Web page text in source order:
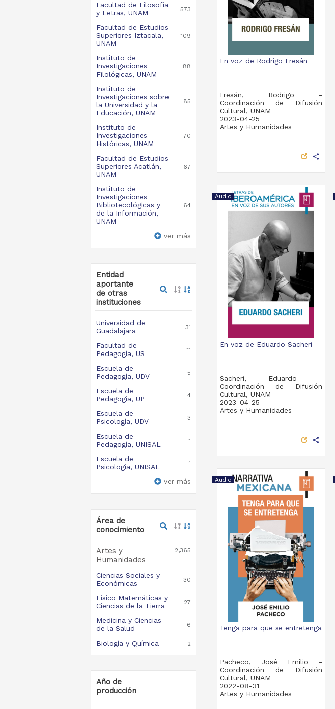
Facultad de Filosofía
y Letras, UNAM
573
Facultad de Estudios
Superiores Iztacala,
UNAM
109
Instituto de
Investigaciones
Filológicas, UNAM
88
Instituto de
Investigaciones sobre
la Universidad y la
Educación, UNAM
85
Instituto de
Investigaciones
Históricas, UNAM
70
Facultad de Estudios
Superiores Acatlán,
UNAM
67
Instituto de
Investigaciones
Bibliotecológicas y
de la Información,
UNAM
64
ver más
Entidad
aportante
de otras
instituciones
Universidad de
Guadalajara
31
Facultad de
Pedagogía, US
11
Escuela de
Pedagogía, UDV
5
Escuela de
Pedagogía, UP
4
Escuela de
Psicología, UDV
3
Escuela de
Pedagogía, UNISAL
1
Escuela de
Psicología, UNISAL
1
ver más
Área de
conocimiento
Artes y
Humanidades
2,365
Ciencias Sociales y
Económicas
30
Físico Matemáticas y
Ciencias de la Tierra
27
Medicina y Ciencias
de la Salud
6
Biología y Química 2
Año de
producción
En voz de Rodrigo Fresán
Fresán, Rodrigo -
Coordinación de Difusión
Cultural, UNAM
2023-04-25
Artes y Humanidades
share
Audio
En voz de Eduardo Sacheri
Sacheri, Eduardo -
Coordinación de Difusión
Cultural, UNAM
2023-04-25
Artes y Humanidades
share
Audio
Tenga para que se entretenga
Pacheco, José Emilio -
Coordinación de Difusión
Cultural, UNAM
2022-08-31
Artes y Humanidades